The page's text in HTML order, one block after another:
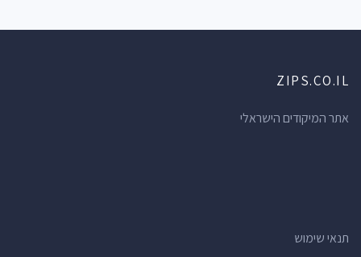
ZIPS.CO.IL
אתר המיקודים הישראלי
תנאי שימוש